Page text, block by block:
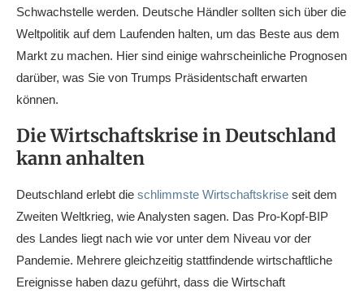
Schwachstelle werden. Deutsche Händler sollten sich über die
Weltpolitik auf dem Laufenden halten, um das Beste aus dem
Markt zu machen. Hier sind einige wahrscheinliche Prognosen
darüber, was Sie von Trumps Präsidentschaft erwarten
können.
Die Wirtschaftskrise in Deutschland
kann anhalten
Deutschland erlebt die schlimmste Wirtschaftskrise seit dem
Zweiten Weltkrieg, wie Analysten sagen. Das Pro-Kopf-BIP
des Landes liegt nach wie vor unter dem Niveau vor der
Pandemie. Mehrere gleichzeitig stattfindende wirtschaftliche
Ereignisse haben dazu geführt, dass die Wirtschaft